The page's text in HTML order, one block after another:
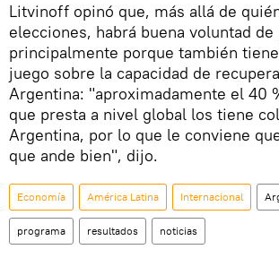
Litvinoff opinó que, más allá de
elecciones, habrá buena voluntad de
principalmente porque también
juego sobre la capacidad de
Argentina: "aproximadamente el 40
que presta a nivel global los tiene
Argentina, por lo que le conviene
que ande bien", dijo.
Economía América Latina Internacional
programa resultados noticias